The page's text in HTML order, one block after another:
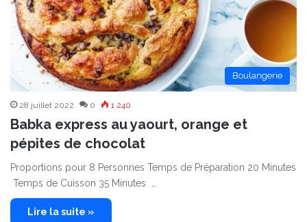
Boulangerie
28 juillet 2022 0 1 240
Babka express au yaourt, orange et
pépites de chocolat
Proportions pour 8 Personnes Temps de Préparation 20 Minutes
Temps de Cuisson 35 Minutes …
Lire la suite »